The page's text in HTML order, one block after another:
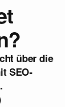
über die
SEO-